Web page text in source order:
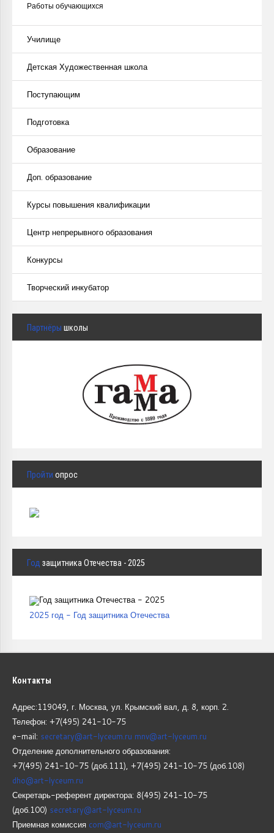
Работы обучающихся
Училище
Детская Художественная школа
Поступающим
Подготовка
Образование
Доп. образование
Курсы повышения квалификации
Центр непрерывного образования
Конкурсы
Творческий инкубатор
Партнёры школы
Пройти опрос
Год защитника Отечества - 2025
2025 год - Год защитника Отечества
Контакты
Адрес:119049, г. Москва, ул. Крымский вал, д. 8, корп. 2.
Телефон: +7(495) 241-10-75
e-mail: secretary@art-lyceum.ru mnv@art-lyceum.ru
Отделение дополнительного образования:
+7(495) 241-10-75 (доб.111), +7(495) 241-10-75 (доб.108)
dho@art-lyceum.ru
Секретарь-референт директора: 8(495) 241-10-75
(доб.100) secretary@art-lyceum.ru
Приемная комиссия com@art-lyceum.ru